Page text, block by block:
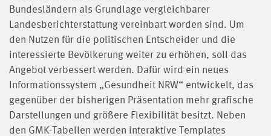
Bundesländern als Grundlage vergleichbarer
Landesberichterstattung vereinbart worden sind. Um
den Nutzen für die politischen Entscheider und die
interessierte Bevölkerung weiter zu erhöhen, soll das
Angebot verbessert werden. Dafür wird ein neues
Informationssystem „Gesundheit NRW“ entwickelt, das
gegenüber der bisherigen Präsentation mehr grafische
Darstellungen und größere Flexibilität besitzt. Neben
den GMK-Tabellen werden interaktive Templates